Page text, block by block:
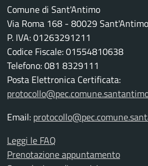
Comune di Sant'Antimo
Via Roma 168 - 80029 Sant'Antimo
P. IVA: 01263291211
Codice Fiscale: 01554810638
Telefono: 081 8329111
Posta Elettronica Certificata:
Email:
Leggi le FAQ
Prenotazione appuntamento